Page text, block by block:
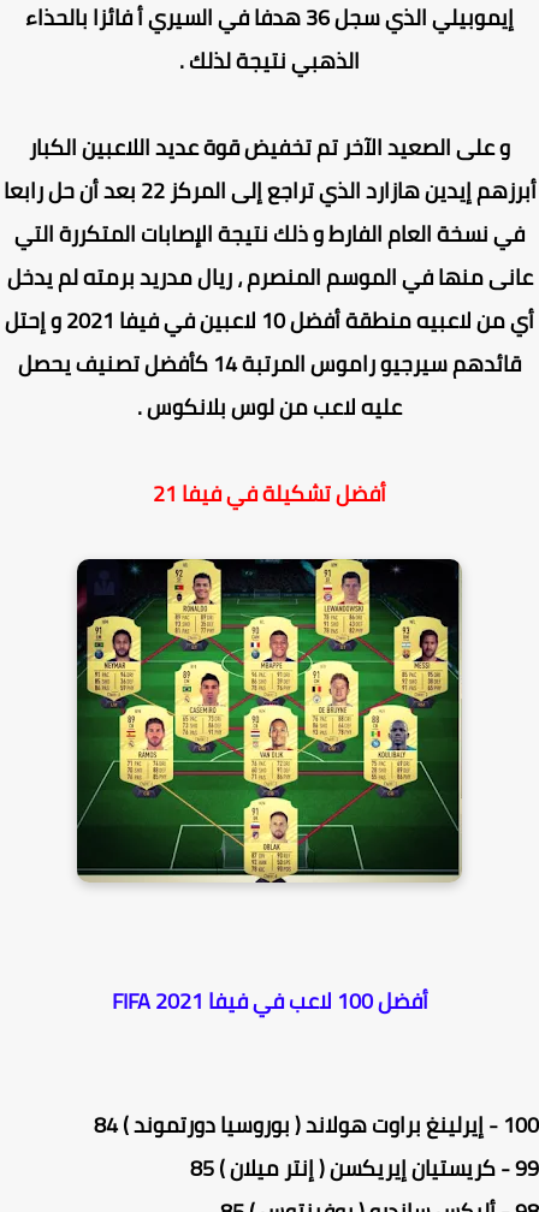
إيموبيلي الذي سجل 36 هدفا في السيري أ فائزا بالحذاء
الذهبي نتيجة لذلك .
و على الصعيد الآخر تم تخفيض قوة عديد اللاعبين الكبار
أبرزهم إيدين هازارد الذي تراجع إلى المركز 22 بعد أن حل رابعا
نسخة العام الفارط و ذلك نتيجة الإصابات المتكررة التي
منها في الموسم المنصرم ، ريال مدريد برمته لم يدخل
أي من لاعبيه منطقة أفضل 10 لاعبين في فيفا 2021 و إحتل
قائدهم سيرجيو راموس المرتبة 14 كأفضل تصنيف يحصل
عليه لاعب من لوس بلانكوس .
أفضل تشكيلة في فيفا 21
أفضل 100 لاعب في فيفا 2021 FIFA
) 84
85